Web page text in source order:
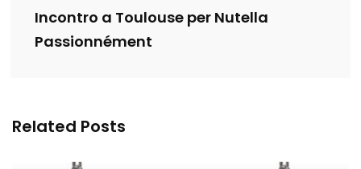
Incontro a Toulouse per Nutella
Passionnément
Related Posts